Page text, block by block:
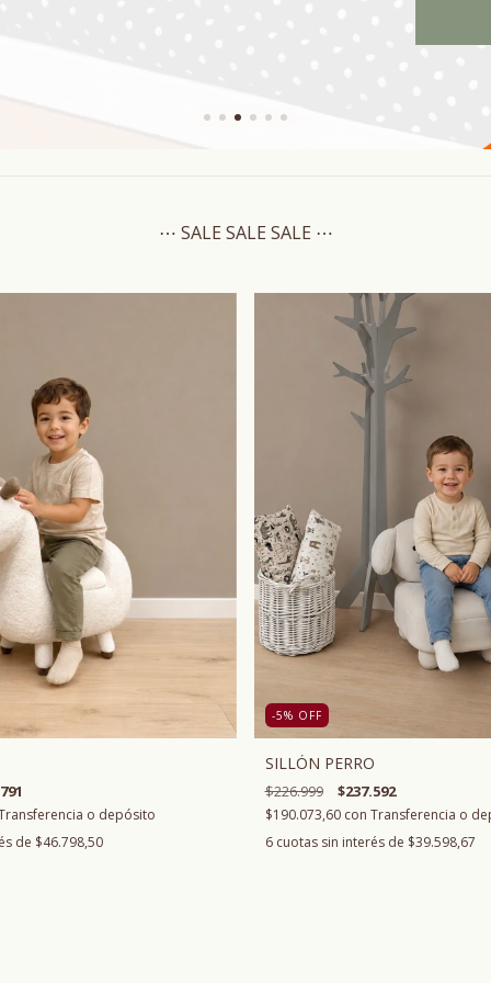
⋯ SALE SALE SALE ⋯
o depósito
de $46.798,50
-5% OFF
SILLÓN PERRO
$226.999 $237.592
$190.073,60 con Transferencia o
6 cuotas sin interés de $39.598,67